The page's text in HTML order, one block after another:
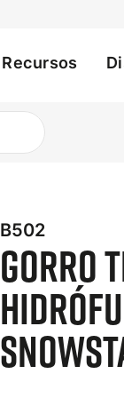
Recursos
B502
Gorro